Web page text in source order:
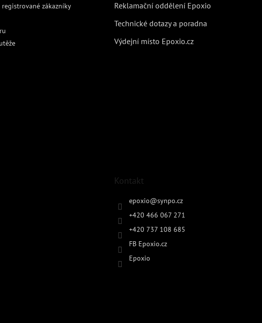
zákazníky
Reklamační oddělení Epoxio
Technické dotazy a poradna
Výdejní místo Epoxio.cz
Kontakt
epoxio@synpo.cz
+420 466 067 271
+420 737 108 685
FB Epoxio.cz
Epoxio